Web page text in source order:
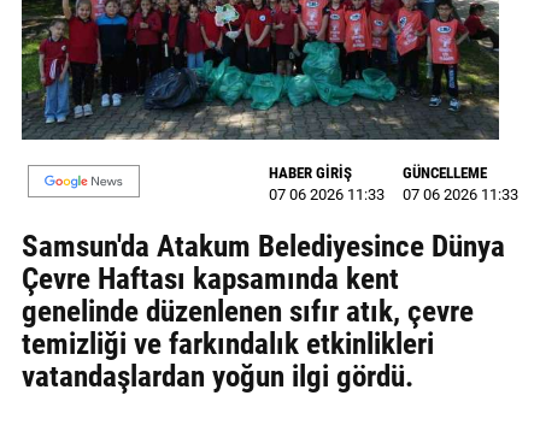
MAGAZİN
GALERİ
YAZARLAR
BİZE
ULAŞIN
Künye
İletişim
HABER GİRİŞ
07 06 2026 11:33
GÜNCELLEME
07 06 2026 11:33
Samsun'da Atakum Belediyesince Dünya
Çevre Haftası kapsamında kent
genelinde düzenlenen sıfır atık, çevre
temizliği ve farkındalık etkinlikleri
vatandaşlardan yoğun ilgi gördü.